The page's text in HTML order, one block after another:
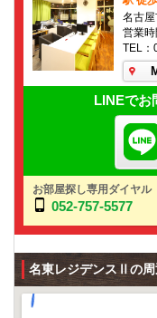
名古
営業
TEL
LINEでお
お部屋探し専用ダイヤル
052-757-5577
名東レジデンスⅡの